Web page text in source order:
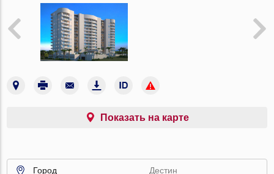
Показать на карте
Город Дестин